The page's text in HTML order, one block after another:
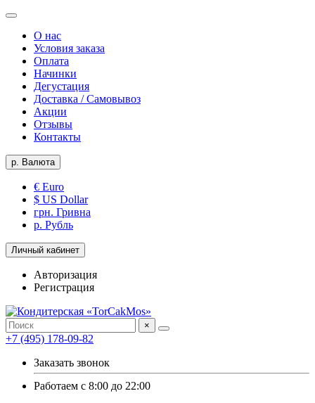
О нас
Условия заказа
Оплата
Начинки
Дегустация
Доставка / Самовывоз
Акции
Отзывы
Контакты
р. Валюта
€ Euro
$ US Dollar
грн. Гривна
р. Рубль
Личный кабинет
Авторизация
Регистрация
×
+7 (495) 178-09-82
Заказать звонок
Работаем с 8:00 до 22:00